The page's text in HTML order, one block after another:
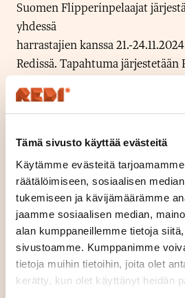
Tämä sivusto käyttää evästeitä
Käytämme evästeitä
räätälöimiseen, sosiaalisen
tukemiseen ja kävijämäärämme
jaamme sosiaalisen median,
alan kumppaneillemme tietoja
sivustoamme. Kumppanimme
tietoja muihin tietoihin, joita olet
kerätty, kun olet käyttänyt heidän
Suomen Flipperinpelaajat
yhdessä
harrastajien kanssa 21.-
Redissä. Tapahtuma järjestetään
Kisojen karsintoja pelataan:
pe 22.11. klo 12-21
la 23.11. klo 10-20
Finaali pelataansunnuntaina
Tapahtumassa on koko kisojen
vapaapelialue, jossa on
flipperiä.